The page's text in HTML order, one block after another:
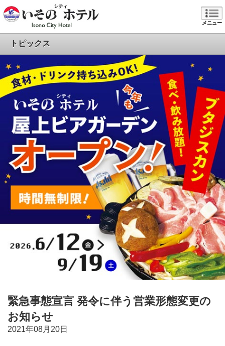
メニュー
トピックス
緊急事態宣言 発令に伴う営業形態変更の
お知らせ
2021年08月20日